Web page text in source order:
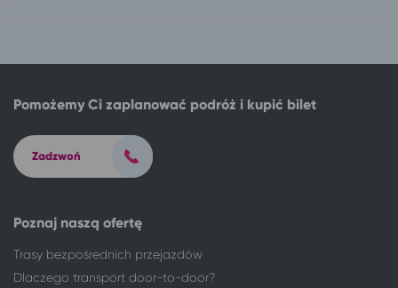
Legnica
Ciechocinek
Łódź
Ciechocinek
Łomża
Ciechocinek
Lublin
Ciechocinek
Mikołów
Ciechocinek
Milicz
Ciechocinek
Poznaj naszą ofertę
Trasy bezpośrednich przejazdów
Dlaczego transport door-to-door?
Pomożemy Ci zaplanować podróż i kupić bilet
Zadzwoń